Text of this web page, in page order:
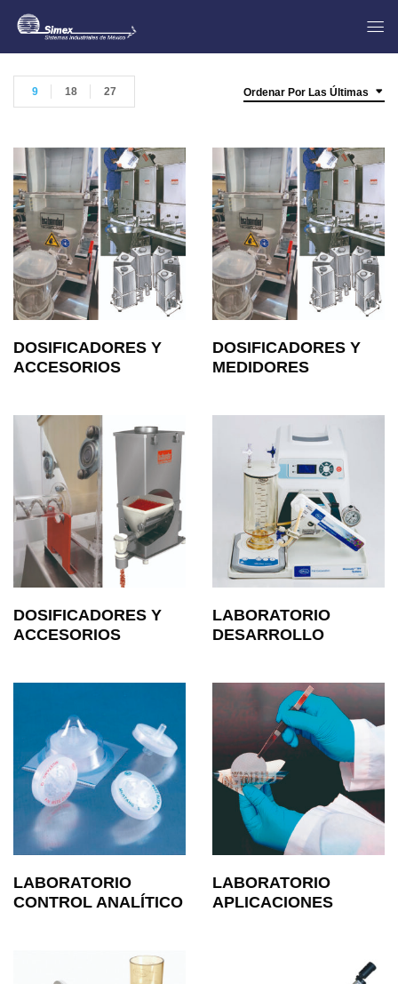
Ordenar Por Las Últimas
9 18 27
DOSIFICADORES Y
ACCESORIOS
DOSIFICADORES Y
MEDIDORES
DOSIFICADORES Y
ACCESORIOS
LABORATORIO
DESARROLLO
LABORATORIO
CONTROL ANALÍTICO
LABORATORIO
APLICACIONES